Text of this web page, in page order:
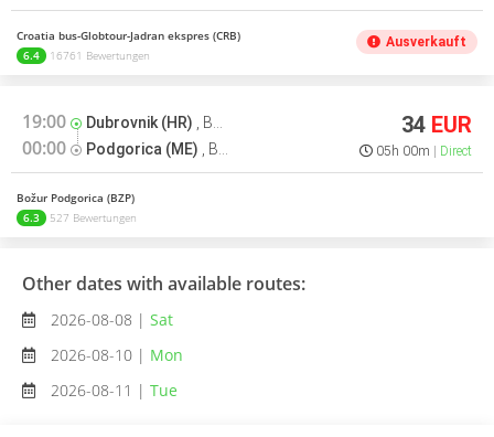
Croatia bus-Globtour-Jadran ekspres (CRB)
6.4
16761 Bewertungen
Ausverkauft
19:00 Dubrovnik (HR) , Busbahnhof
00:00 Podgorica (ME) , Busbahnhof
34 EUR
05h 00m Direct
Božur Podgorica (BZP)
6.3
527 Bewertungen
Other dates with available routes:
2026-08-08 | Sat
2026-08-10 | Mon
2026-08-11 | Tue